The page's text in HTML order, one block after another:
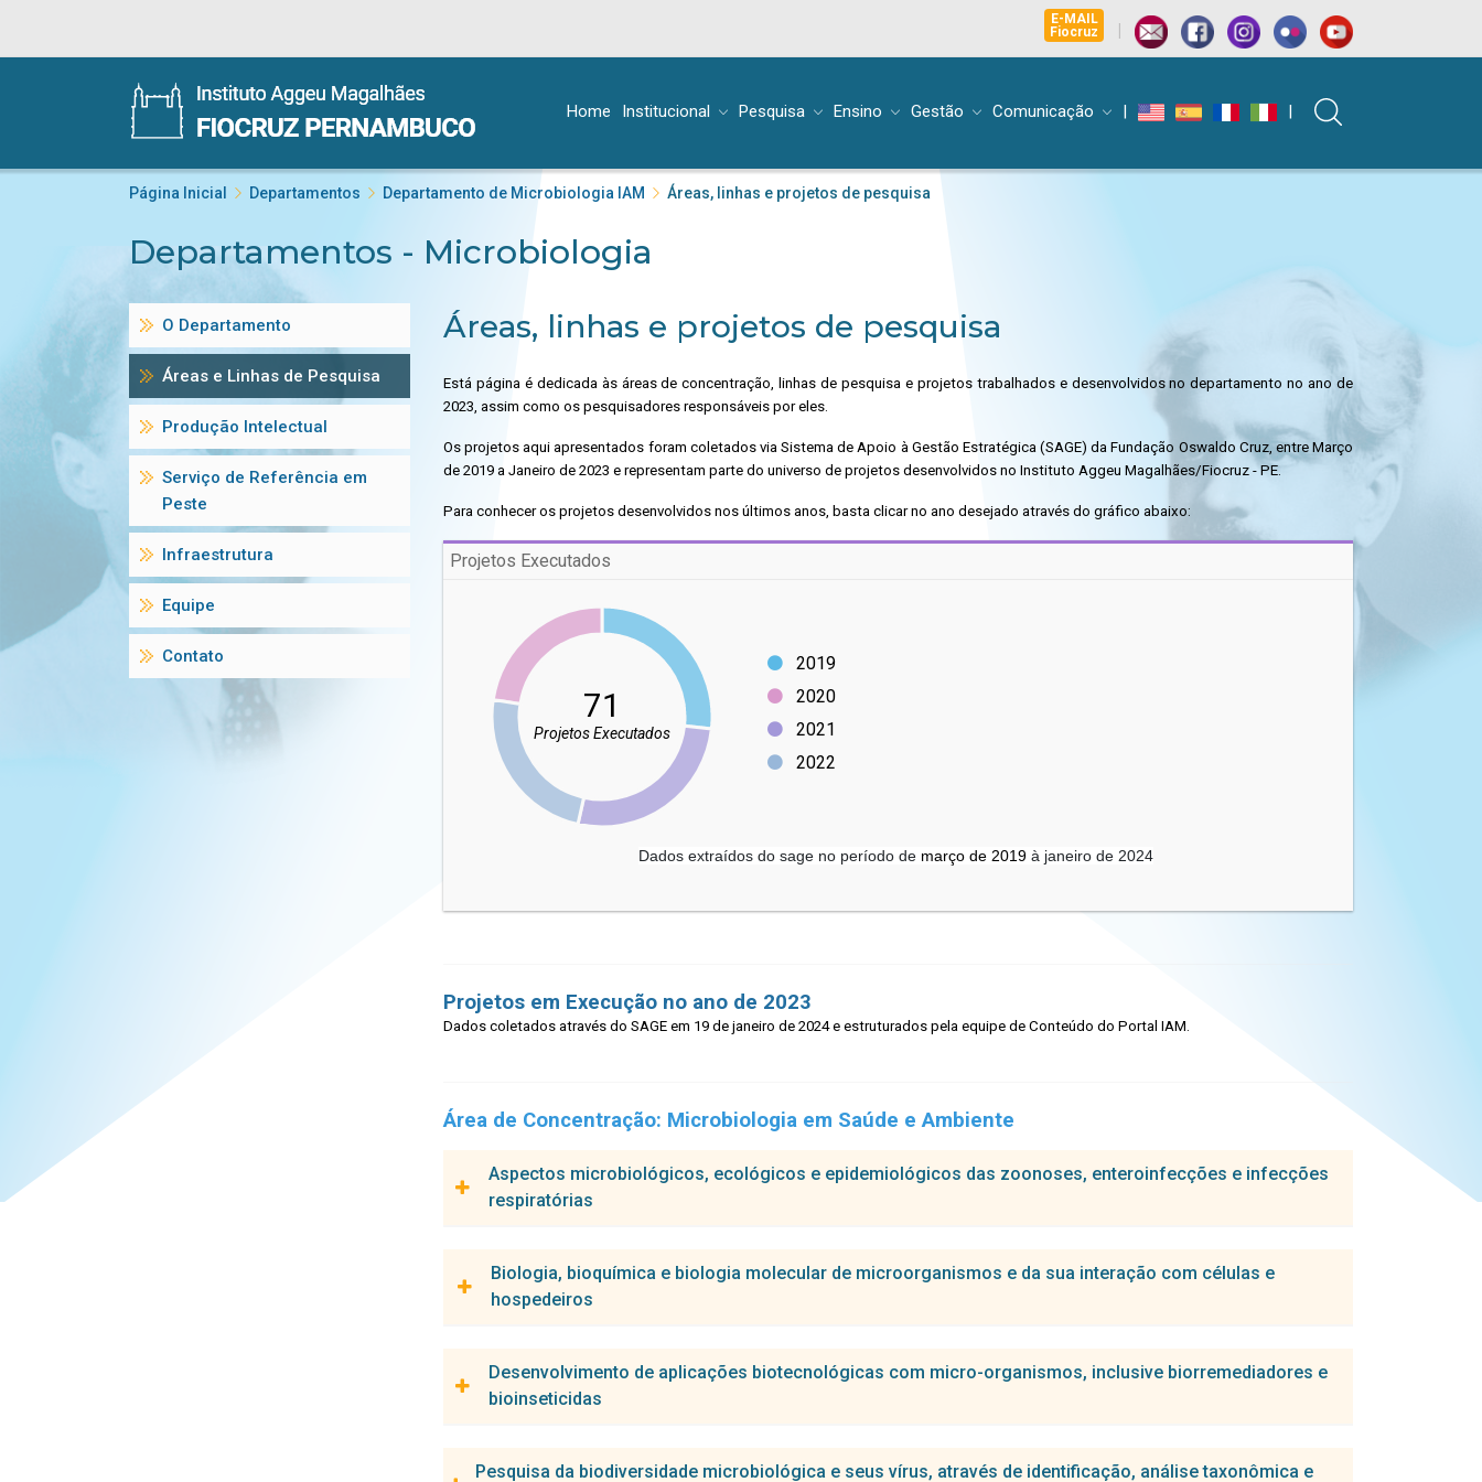
E-MAIL
Fiocruz
|
Home Institucional Pesquisa Ensino Gestão Comunicação | |
Página Inicial Departamentos Departamento de Microbiologia IAM Áreas, linhas e projetos de pesquisa
Departamentos - Microbiologia
O Departamento
Áreas e Linhas de Pesquisa
Produção Intelectual
Serviço de Referência em
Peste
Infraestrutura
Equipe
Contato
Áreas, linhas e projetos de pesquisa
Está página é dedicada às áreas de concentração, linhas de pesquisa e projetos trabalhados e desenvolvidos no departamento no ano de
2023, assim como os pesquisadores responsáveis por eles.
Os projetos aqui apresentados foram coletados via Sistema de Apoio à Gestão Estratégica (SAGE) da Fundação Oswaldo Cruz, entre Março
de 2019 a Janeiro de 2023 e representam parte do universo de projetos desenvolvidos no Instituto Aggeu Magalhães/Fiocruz - PE.
Para conhecer os projetos desenvolvidos nos últimos anos, basta clicar no ano desejado através do gráfico abaixo:
Projetos Executados
71
Projetos Executados
2019
2020
2021
2022
Dados extraídos do sage no período de março de 2019 à janeiro de 2024
Projetos em Execução no ano de 2023
Dados coletados através do SAGE em 19 de janeiro de 2024 e estruturados pela equipe de Conteúdo do Portal IAM.
Área de Concentração: Microbiologia em Saúde e Ambiente
Aspectos microbiológicos, ecológicos e epidemiológicos das zoonoses, enteroinfecções e infecções
respiratórias
Matheus Filgueira Bezerra
peste na Chapada do Araripe, Pernambuco.
Biologia, bioquímica e biologia molecular de microorganismos e da sua interação com células e
hospedeiros
Christian Robson de Souza Reis
Desenvolvimento de aplicações biotecnológicas com micro-organismos, inclusive biorremediadores e
bioinseticidas
Pesquisa da biodiversidade microbiológica e seus vírus, através de identificação, análise taxonômica e